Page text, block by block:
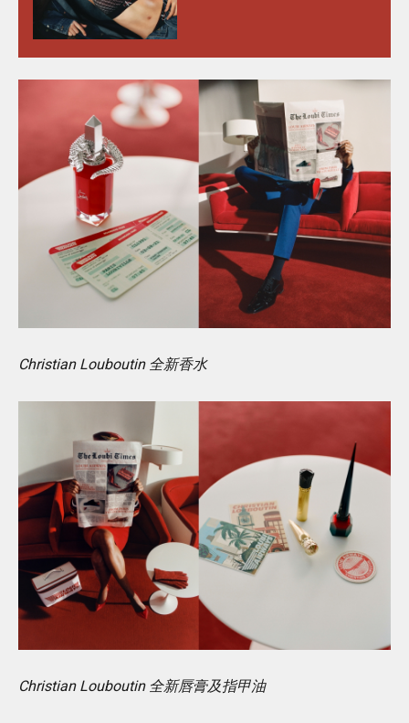
Christian Louboutin 全新香水
Christian Louboutin 全新唇膏及指甲油